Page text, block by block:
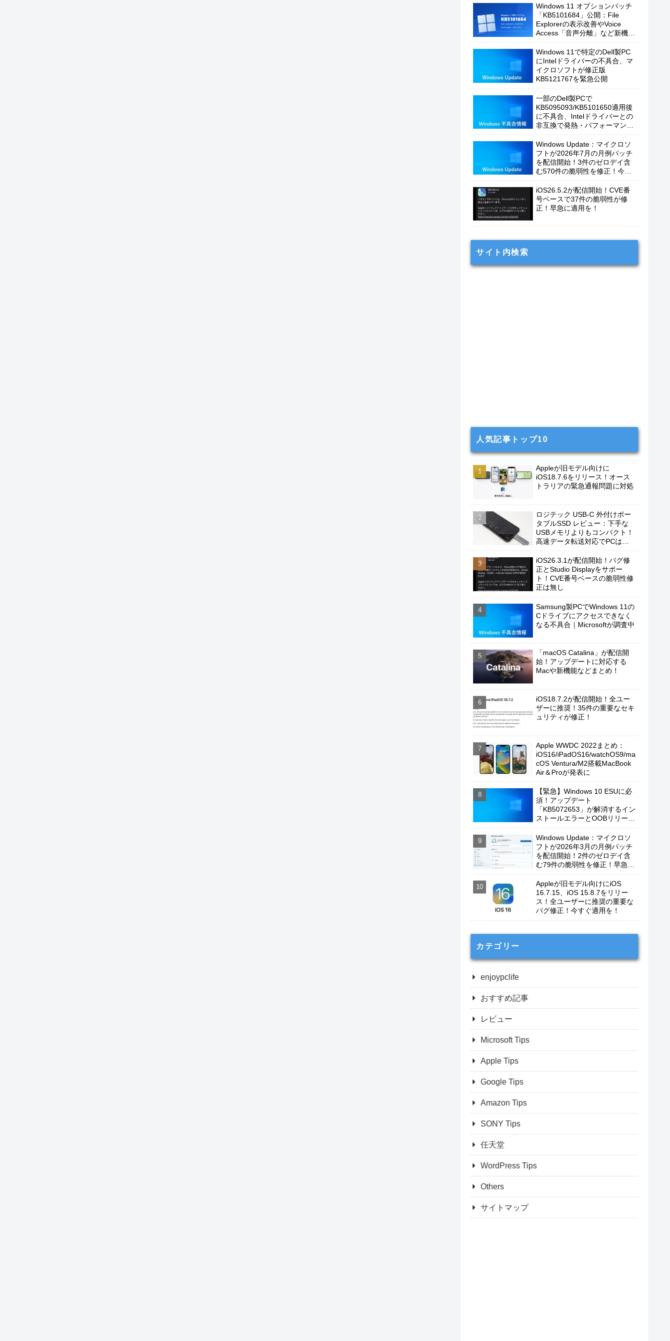
Windows 11 オプションパッチ
「KB5101684」公開：File
Explorerの表示改善やVoice
Access「音声分離」など新機能
Windows 11で特定のDell製PC
にIntelドライバーの不具合、マ
イクロソフトが修正版
KB5121767を緊急公開
一部のDell製PCで
KB5095093/KB5101650適用後
に不具合、Intelドライバーとの
非互換で発熱・パフォーマンス
Windows Update：マイクロソ
フトが2026年7月の月例パッチ
を配信開始！3件のゼロデイ含
む570件の脆弱性を修正！今す
iOS26.5.2が配信開始！CVE番
号ベースで37件の脆弱性が修
正！早急に適用を！
サイト内検索
人気記事トップ10
Appleが旧モデル向けに
iOS18.7.6をリリース！オース
トラリアの緊急通報問題に対処
ロジテック USB-C 外付けポー
タブルSSD レビュー：下手な
USBメモリよりもコンパクト！
高速データ転送対応でPCは勿
もおすすめ！
iOS26.3.1が配信開始！バグ修
正とStudio Displayをサポー
ト！CVE番号ベースの脆弱性修
正は無し
Samsung製PCでWindows 11の
Cドライブにアクセスできなく
なる不具合｜Microsoftが調査中
「macOS Catalina」が配信開
始！アップデートに対応する
Macや新機能などまとめ！
iOS18.7.2が配信開始！全ユー
ザーに推奨！35件の重要なセキ
ュリティが修正！
Apple WWDC 2022まとめ：
iOS16/iPadOS16/watchOS9/ma
cOS Ventura/M2搭載MacBook
Air＆Proが発表に
【緊急】Windows 10 ESUに必
須！アップデート
「KB5072653」が解消するイン
ストールエラーとOOBリリース
Windows Update：マイクロソ
フトが2026年3月の月例パッチ
を配信開始！2件のゼロデイ含
む79件の脆弱性を修正！早急に
Appleが旧モデル向けにiOS
16.7.15、iOS 15.8.7をリリー
ス！全ユーザーに推奨の重要な
バグ修正！今すぐ適用を！
カテゴリー
enjoypclife
おすすめ記事
レビュー
Microsoft Tips
Apple Tips
Google Tips
Amazon Tips
SONY Tips
任天堂
WordPress Tips
Others
サイトマップ